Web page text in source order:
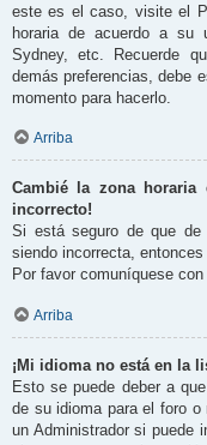
este es el caso, visite el
horaria de acuerdo a su
Sydney, etc. Recuerde
demás preferencias, debe
momento para hacerlo.
Arriba
Cambié la zona
incorrecto!
Si está seguro de que
siendo incorrecta,
Por favor comuníquese
Arriba
¡Mi idioma no está en la
Esto se puede deber a
de su idioma para el foro o
un Administrador si puede